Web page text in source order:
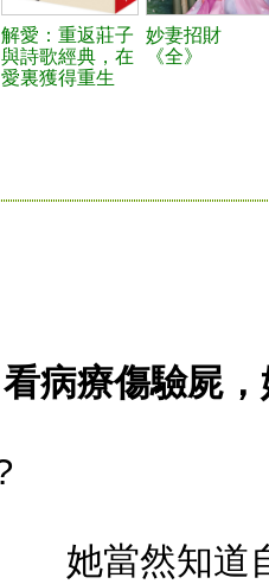
解愛：重返莊子
與詩歌經典，在
愛裏獲得重生
妙妻招財
《全》
看病療傷驗屍
她當然知道自